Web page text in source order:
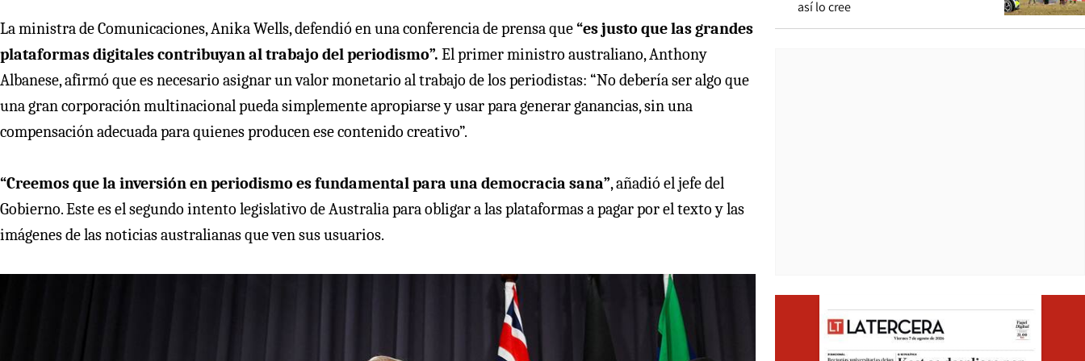
La ministra de Comunicaciones, Anika Wells, defendió en una conferencia de prensa que“es justo que las grandes
plataformas digitales contribuyan al trabajo del periodismo”. El primer ministro australiano, Anthony
Albanese, afirmó que es necesario asignar un valor monetario al trabajo de los periodistas: “No debería ser algo que
una gran corporación multinacional pueda simplemente apropiarse y usar para generar ganancias, sin una
compensación adecuada para quienes producen ese contenido creativo”.
“Creemos que la inversión en periodismo es fundamental para una democracia sana”, añadió el jefe del
Gobierno. Este es el segundo intento legislativo de Australia para obligar a las plataformas a pagar por el texto y las
imágenes de las noticias australianas que ven sus usuarios.
así lo cree